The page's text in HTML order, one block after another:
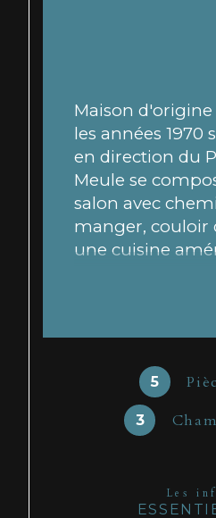
5
3
Les
Maison
les années 1970
en direction du
Meule se
salon avec
manger, couloir
une cuisine
maison :
mezzanine.
Grand garage
avec galetas et
cave, puits, 2
général sur une
1441m².